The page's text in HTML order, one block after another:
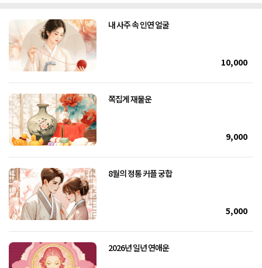
내 사주 속 인연 얼굴
10,000
쪽집게 재물운
9,000
8월의 정통 커플 궁합
5,000
2026년 일년 연애운